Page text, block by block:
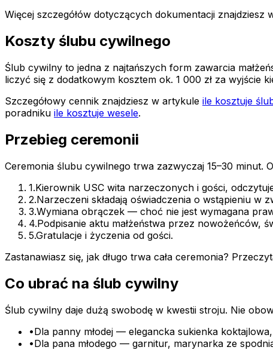
Więcej szczegółów dotyczących dokumentacji znajdziesz
Koszty ślubu cywilnego
Ślub cywilny to jedna z najtańszych form zawarcia
liczyć się z dodatkowym kosztem ok. 1 000 zł za wyjście
Szczegółowy cennik znajdziesz w artykule ile kosztuje
poradniku ile kosztuje wesele.
Przebieg ceremonii
Ceremonia ślubu cywilnego trwa zazwyczaj 15–30 minut.
1.Kierownik USC wita narzeczonych i gości,
2.Narzeczeni składają oświadczenia o wstąpieniu w
3.Wymiana obrączek — choć nie jest wymagana
4.Podpisanie aktu małżeństwa przez nowożeńców,
5.Gratulacje i życzenia od gości.
Zastanawiasz się, jak długo trwa cała ceremonia?
Co ubrać na ślub cywilny
Ślub cywilny daje dużą swobodę w kwestii stroju. Nie
•Dla panny młodej — elegancka sukienka
•Dla pana młodego — garnitur, marynarka ze